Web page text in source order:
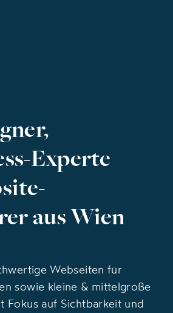
Experte
aus Wien
Webseiten für
sowie kleine & mittelgroße
Fokus auf Sichtbarkeit und